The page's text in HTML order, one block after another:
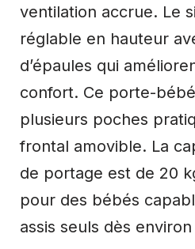
ventilation accrue. Le
réglable en hauteur
d’épaules qui
confort. Ce porte-
plusieurs poches
frontal amovible. La
de portage est de 20
pour des bébés
assis seuls dès